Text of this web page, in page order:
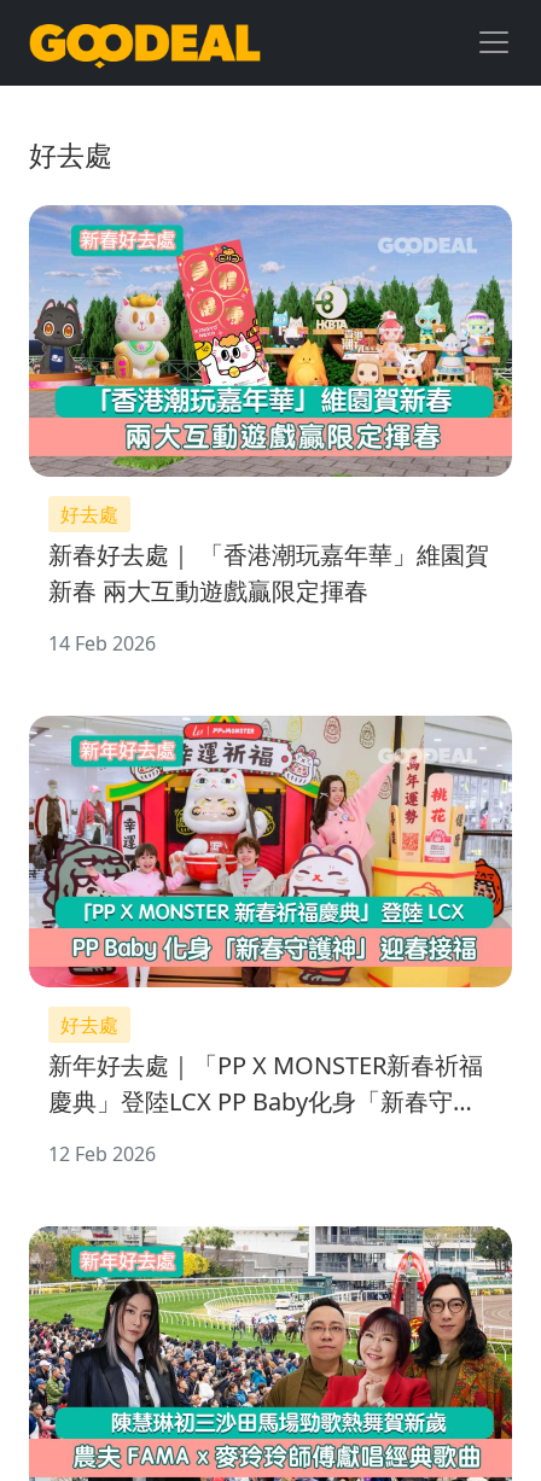
GOODEAL
早
早
鳥
好去處
好去處
新春好去處｜ 「香港潮玩嘉年華」維園賀
新春 兩大互動遊戲贏限定揮春
14 Feb 2026
好去處
新年好去處｜「PP X MONSTER新春祈福
慶典」登陸LCX PP Baby化身「新春守護
12 Feb 2026